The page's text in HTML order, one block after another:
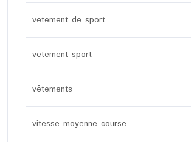
vetement de sport
vetement sport
vêtements
vitesse moyenne course